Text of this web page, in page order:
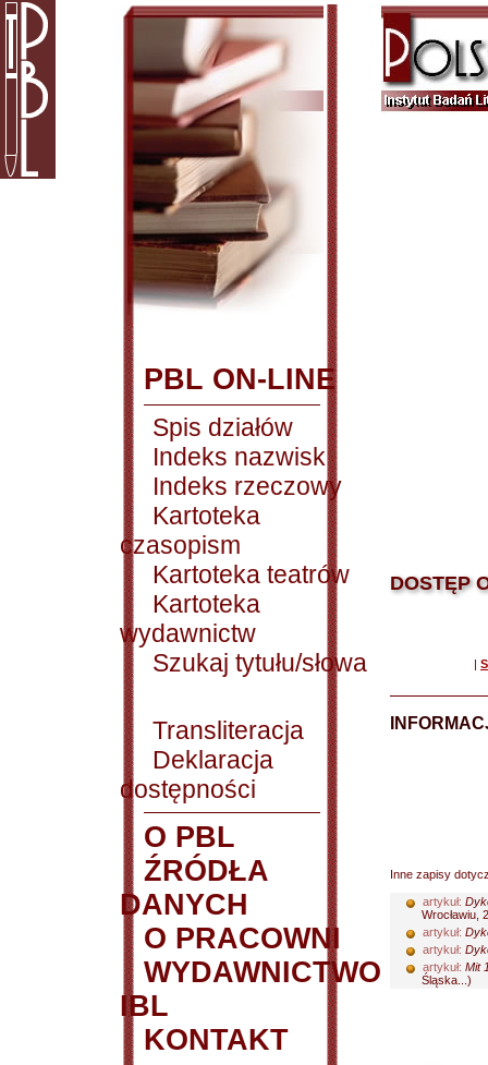
PBL ON-LINE
Spis działów
Indeks nazwisk
Indeks rzeczowy
Kartoteka
czasopism
Kartoteka teatrów
Kartoteka
wydawnictw
Szukaj tytułu/słowa
Transliteracja
Deklaracja
dostępności
O PBL
ŹRÓDŁA
DANYCH
O PRACOWNI
WYDAWNICTWO
IBL
KONTAKT
DOSTĘP
|
Inne zapisy
artykuł:
Wrocławiu,
artykuł:
artykuł:
artykuł: Mit
Śląska...)